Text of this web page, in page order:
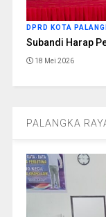
DPRD KOTA
Subandi Harap
18 Mei 2026
PALANGKA